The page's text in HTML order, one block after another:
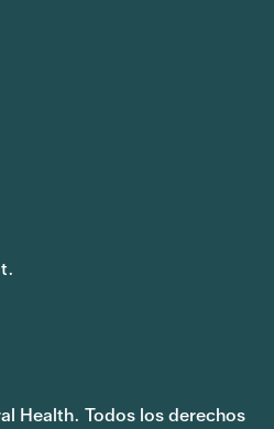
Health. Todos los derechos